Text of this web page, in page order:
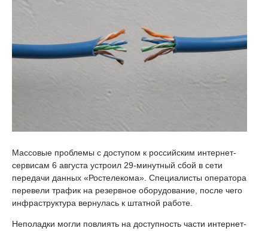
Массовые проблемы с доступом к российским интернет-
сервисам 6 августа устроил 29-минутный сбой в сети
передачи данных «Ростелекома». Специалисты оператора
перевели трафик на резервное оборудование, после чего
инфраструктура вернулась к штатной работе.
Неполадки могли повлиять на доступность части интернет-